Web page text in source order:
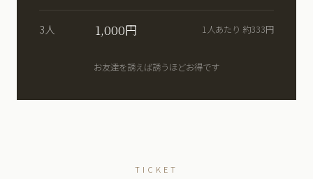
3人 1,000円 1人あたり 約333円
お友達を誘えば誘うほどお得です
TICKET